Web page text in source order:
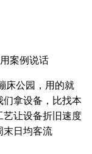
案例说话
床公园，用的就
拿设备，比找本
让设备折旧速度
末日均客流